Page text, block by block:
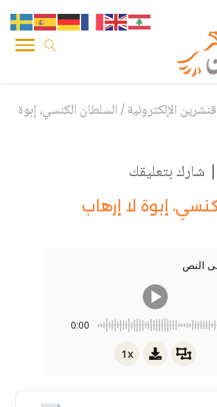
الإلكترونية/السلطان الكنسي، إبوة
شارك بتعليقك
إبوة لا إرهاب
النص
0:00
1x